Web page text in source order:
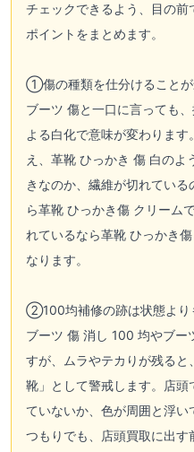
チェックできるよう、目の前
ポイントをまとめます。
①傷の種類を仕分けること
ブーツ 傷と一口に言っても
よる白化で意味が変わりま
え、革靴 ひっかき 傷 白のよ
きなのか、繊維が切れてい
ら革靴 ひっかき傷 クリーム
れているなら革靴 ひっかき
なります。
②100均補修の跡は状態より
ブーツ 傷 消し 100 均やブー
すが、ムラやテカりが残ると
靴」として警戒します。店頭
ていないか、色が周囲と浮
つもりでも、店頭買取に出